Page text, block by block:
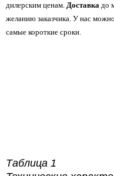
дилерским ценам. Доставка до
желанию заказчика. У нас можно
самые короткие сроки.
Таблица 1